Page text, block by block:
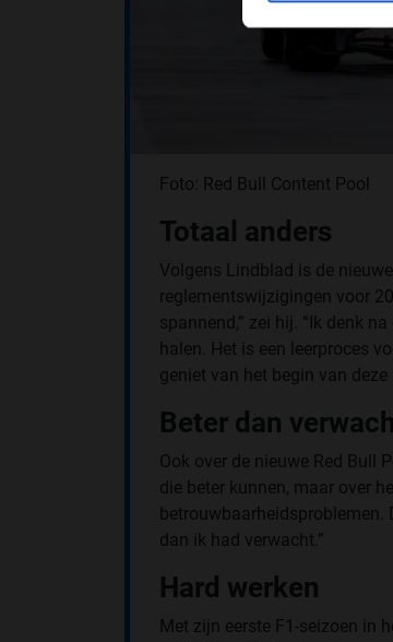
Foto: Red Bull Content Pool
Totaal anders
Volgens Lindblad is de
reglementswijzigingen voor
spannend,” zei hij. “Ik denk
halen. Het is een leerproces
geniet van het begin van deze
Beter dan
Ook over de nieuwe Red Bull
die beter kunnen, maar over
betrouwbaarheidsproblemen.
dan ik had verwacht.”
Hard werken
Met zijn eerste F1-seizoen in